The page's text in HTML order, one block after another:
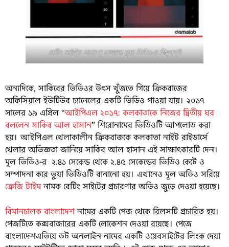
বেটিং সাইটের প্রচারণা চালানো ভুয়া ভিডিও-র স্ক্রিনশট
অন্যদিকে, সাকিবের ভিডিওর উৎস খুঁজতে গিয়ে ক্রিকবাজের
অফিসিয়াল ইউটিউব চ্যানেলের একটি ভিডিও পাওয়া যায়। ২০১৭
সালের ১৯ এপ্রিল “আইপিএল ২০১৭: কলকাতাকে নিজের দ্বিতীয় ঘর
বললেন সাকিব আল হাসান” শিরোনামের ভিডিওটি আপলোড করা
হয়। আইপিএল খেলাকালীন ক্রিকবাজকে কলকাতা নাইট রাইডার্সে
খেলার অভিজ্ঞতা জানিয়ে সাকিব আল হাসান এই সাক্ষাৎকারটি দেন।
মূল ভিডিও-র ২.৪১ সেকেন্ড থেকে ২.৪৫ সেকেন্ডের ভিডিও কেটে ও
সম্পাদনা করে ভুয়া ভিডিওটি বানানো হয়। এখানেও মূল অডিও সরিয়ে
ক্রেজি টাইমনামক বেটিং সাইটের প্রচারণার অডিও জুড়ে দেওয়া হয়েছে।
বিমানচালক বাংলাদেশনামের একটি পেজ থেকে রিলসটি প্রচারিত হয়।
পেজটিতে কক্সবাজারের একটি লোকেশন দেওয়া রয়েছে। পেজে
বাংলাদেশএভিয়ে ডট অনলাইন নামের একটি ওয়েবসাইটের লিংক দেয়া